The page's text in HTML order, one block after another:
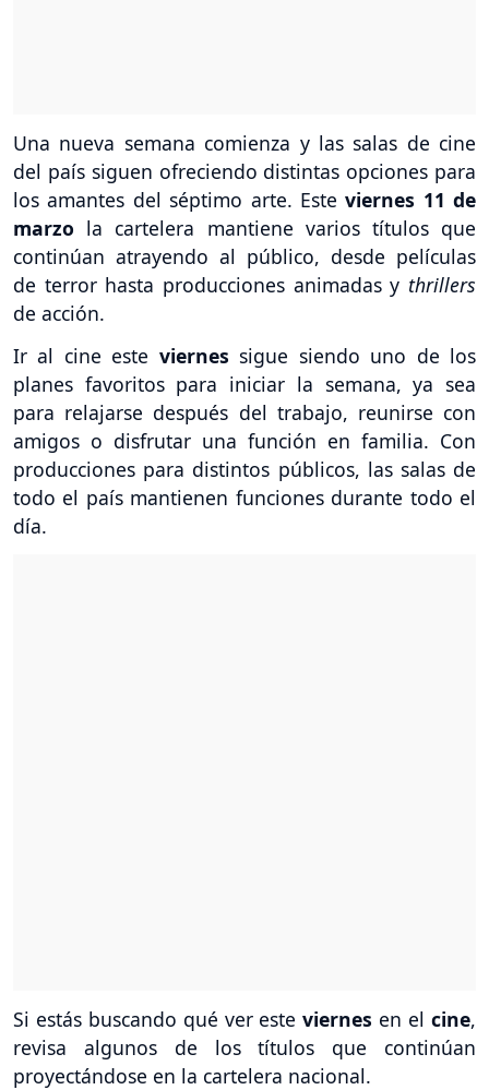
Una nueva semana comienza y las salas de cine
del país siguen ofreciendo distintas opciones para
los amantes del séptimo arte. Este viernes 11 de
marzo la cartelera mantiene varios títulos que
continúan atrayendo al público, desde películas
de terror hasta producciones animadas y thrillers
de acción.
Ir al cine este viernes sigue siendo uno de los
planes favoritos para iniciar la semana, ya sea
para relajarse después del trabajo, reunirse con
amigos o disfrutar una función en familia. Con
producciones para distintos públicos, las salas de
todo el país mantienen funciones durante todo el
día.
Si estás buscando qué ver esteviernes en elcine,
revisa algunos de los títulos que continúan
proyectándose en la cartelera nacional.